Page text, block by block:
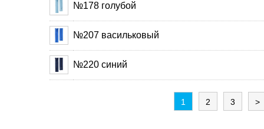
№178 голубой
№207 васильковый
№220 синий
1 2 3 >